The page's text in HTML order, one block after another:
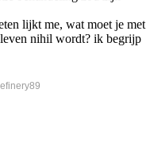
lijkt me, wat moet je met
nihil wordt? ik begrijp